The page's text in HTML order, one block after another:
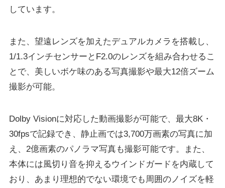
しています。
また、望遠レンズを加えたデュアルカメラを搭載し、
1/1.3インチセンサーとF2.0のレンズを組み合わせるこ
とで、美しいボケ味のある写真撮影や最大12倍ズーム
撮影が可能。
Dolby Visionに対応した動画撮影が可能で、最大8K・
30fpsで記録でき、静止画では3,700万画素の写真に加
え、2億画素のパノラマ写真も撮影可能です。また、
本体には風切り音を抑えるウインドガードを内蔵して
おり、あまり理想的でない環境でも周囲のノイズを軽